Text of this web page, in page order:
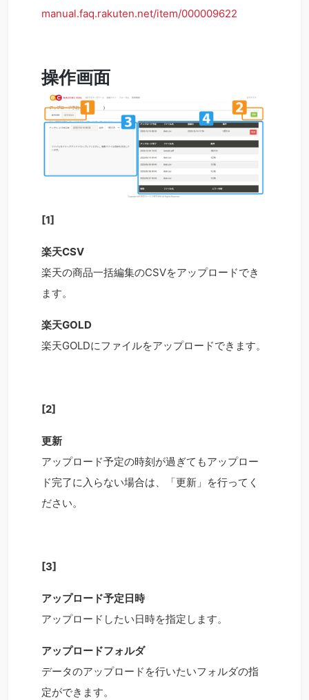
manual.faq.rakuten.net/item/000009622
操作画面
[1]
楽天CSV
楽天の商品一括編集のCSVをアップロードでき
ます。
楽天GOLD
楽天GOLDにファイルをアップロードできます。
[2]
更新
アップロード予定の時刻が過ぎてもアップロー
ド完了に入らない場合は、「更新」を行ってく
ださい。
[3]
アップロード予定日時
アップロードしたい日時を指定します。
アップロードフォルダ
データのアップロードを行いたいフォルダの指
定ができます。